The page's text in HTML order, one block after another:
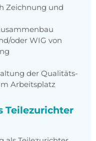
Zeichnung und
oder WIG von
der Qualitäts-
Arbeitsplatz
Teilezurichter